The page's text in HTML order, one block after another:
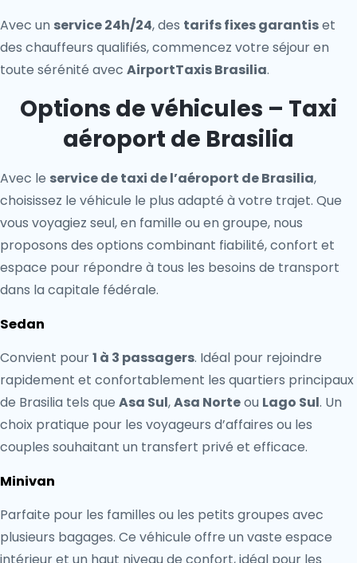
Avec un service 24h/24, des tarifs fixes garantiset
des chauffeurs qualifiés, commencez votre séjour en
toute sérénité avec AirportTaxis Brasilia.
Options de véhicules – Taxi
aéroport de Brasilia
Avec le service de taxi de l’aéroport de Brasilia,
choisissez le véhicule le plus adapté à votre trajet. Que
vous voyagiez seul, en famille ou en groupe, nous
proposons des options combinant fiabilité, confort et
espace pour répondre à tous les besoins de transport
dans la capitale fédérale.
Sedan
Convient pour1 à 3 passagers. Idéal pour rejoindre
rapidement et confortablement les quartiers principaux
de Brasilia tels que Asa Sul,Asa Norteou Lago Sul. Un
choix pratique pour les voyageurs d’affaires ou les
couples souhaitant un transfert privé et efficace.
Minivan
Parfaite pour les familles ou les petits groupes avec
plusieurs bagages. Ce véhicule offre un vaste espace